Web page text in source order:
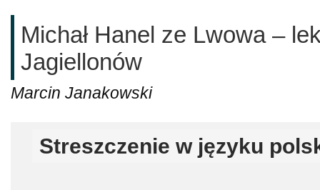
Michał Hanel ze Lwowa –
Jagiellonów
Marcin Janakowski
Streszczenie w języku